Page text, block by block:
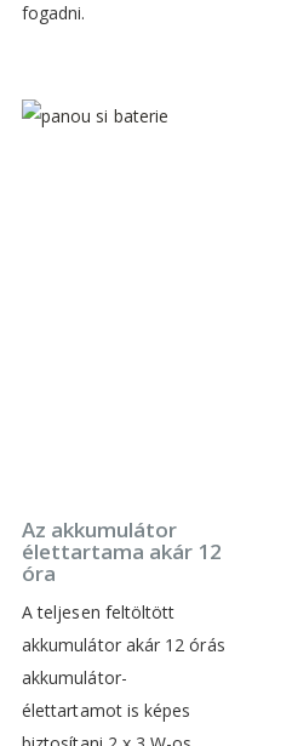
fogadni.
Az akkumulátor
élettartama akár 12
óra
A teljesen feltöltött
akkumulátor akár 12 órás
akkumulátor-
élettartamot is képes